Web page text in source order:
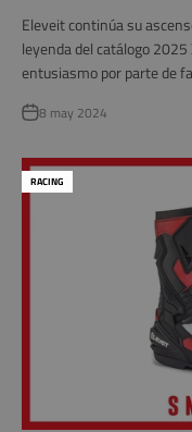
Eleveit continúa su
leyenda del catálogo
entusiasmo por parte de
8 may 2024
RACING